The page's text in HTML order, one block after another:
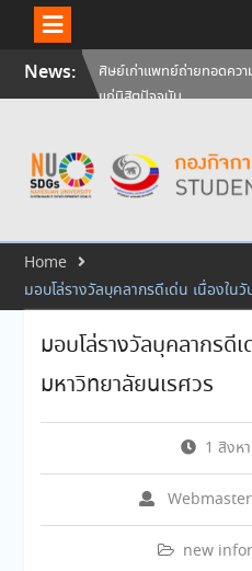
SkipNews:
วันคล้ายวันสถาปนามหาวิท
นเรศวร ครบรอบ 36 ปี 29
สัมภาษณ์นิสิตเพื่อพิจารณา
ทุนการศึกษามหาวิทยาลัยน
ประจำปีการศึกษา 256
แก่นิสิตปัจจุบัน
Home
มอบโล่รางวัลบุคลากรดีเด่น เนื่องใน
มอบโล่รางวัลบุคลากรดี
มหาวิทยาลัยนเรศวร
1 สิงห
new